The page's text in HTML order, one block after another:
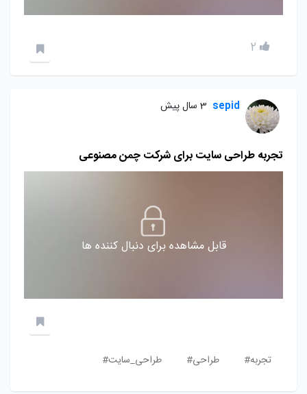
2
sepid 3 سال پیش
تجربه طراحی سایت برای شرکت چمن مصنوعی
قابل مشاهده برای دنبال کننده ها
تجربه# طراحی# طراحی_سایت#